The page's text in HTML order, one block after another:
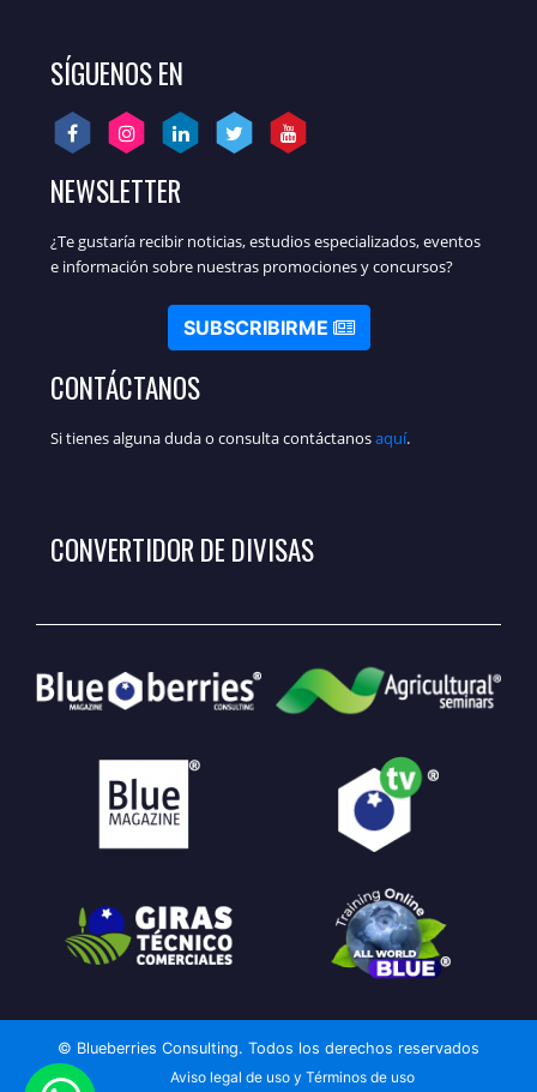
SÍGUENOS EN
NEWSLETTER
¿Te gustaría recibir noticias, estudios especializados, eventos
e información sobre nuestras promociones y concursos?
SUBSCRIBIRME
CONTÁCTANOS
Si tienes alguna duda o consulta contáctanosaquí.
CONVERTIDOR DE DIVISAS
© Blueberries Consulting. Todos los derechos reservados
Aviso legal de uso y Términos de uso